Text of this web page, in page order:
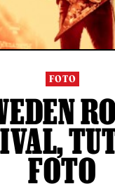
FOTO
FOTO